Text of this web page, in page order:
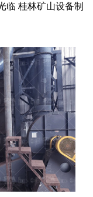
临 桂林矿山设备制